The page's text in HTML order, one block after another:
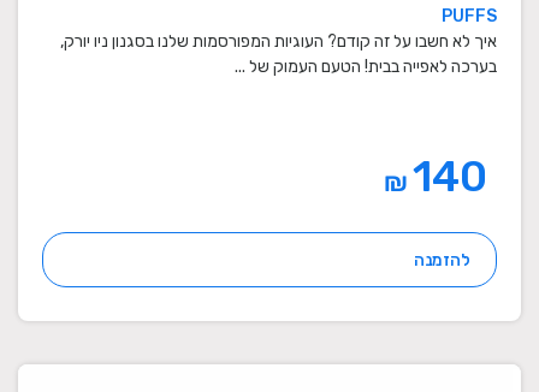
PUFFS
איך לא חשבו על זה קודם? העוגיות המפורסמות שלנו בסגנון ניו יורק,
בערכה לאפייה בבית! הטעם העמוק של ...
₪
להזמנה